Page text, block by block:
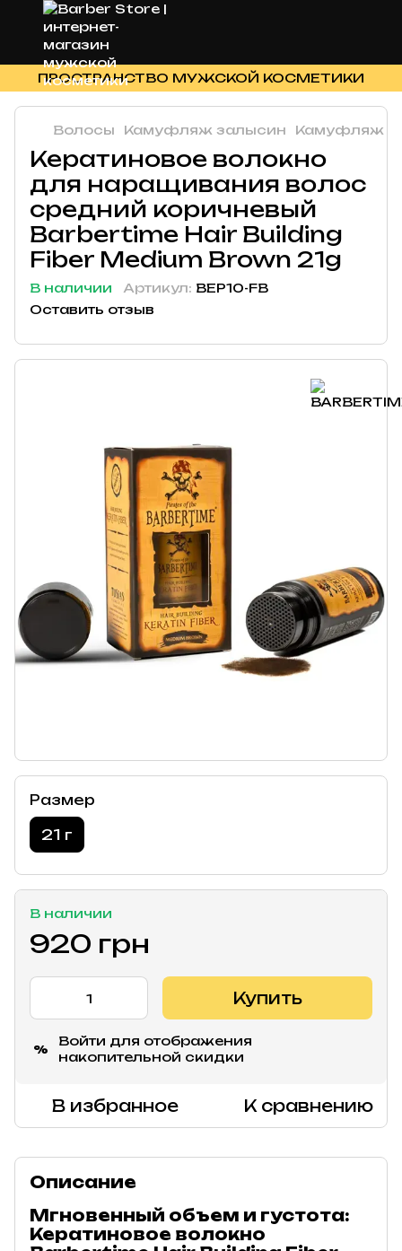
ПРОСТРАНСТВО МУЖСКОЙ КОСМЕТИКИ
Волосы Камуфляж залысин Камуфляж
Кератиновое волокно
для наращивания волос
средний коричневый
Barbertime Hair Building
Fiber Medium Brown 21g
В наличии Артикул: BEP10-FB
Оставить отзыв
Размер
21 г
В наличии
920 грн
Купить
%
Войти для отображения
накопительной скидки
В избранное К сравнению
Описание
Мгновенный объем и густота:
Кератиновое волокно